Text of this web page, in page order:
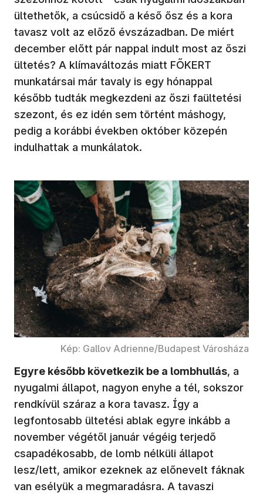
ültethetők, a csúcsidő a késő ősz és a kora
tavasz volt az előző évszázadban. De miért
december előtt pár nappal indult most az őszi
ültetés? A klímaváltozás miatt FŐKERT
munkatársai már tavaly is egy hónappal
később tudták megkezdeni az őszi faültetési
szezont, és ez idén sem történt máshogy,
pedig a korábbi években október közepén
indulhattak a munkálatok.
Kép: Gallov Adrienne/Budapest Városháza
Egyre később következik be a lombhullás, a
nyugalmi állapot, nagyon enyhe a tél, sokszor
rendkívül száraz a kora tavasz. Így a
legfontosabb ültetési ablak egyre inkább a
november végétől január végéig terjedő
csapadékosabb, de lomb nélküli állapot
lesz/lett, amikor ezeknek az előnevelt fáknak
van esélyük a megmaradásra. A tavaszi